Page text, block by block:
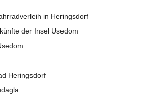
in Heringsdorf
der Insel Usedom
Heringsdorf